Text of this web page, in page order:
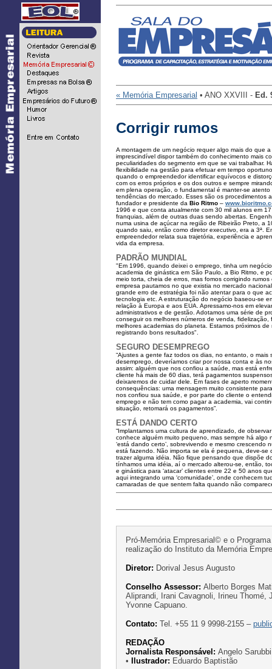
« Memória Empresarial • ANO XXVIII - Ed.
Corrigir rumos
A montagem de um negócio requer algo mais do que
imprescindível dispor também do conhecimento mais
peculiaridades do segmento em que se vai trabalhar.
flexibilidade na gestão para efetuar em tempo
quando o empreendedor identificar equívocos e
com os erros próprios e os dos outros e sempre
em plena operação, o fundamental é manter-se
tendências do mercado. Esses são os procedimentos
fundador e presidente da Bio Ritmo –
1996 e que conta atualmente com 30 mil alunos em
franquias, além de outras duas sendo abertas.
numa usina de açúcar na região de Ribeirão Preto, a
quando saiu, então como diretor executivo, era a 3ª.
empreendedor relata sua trajetória, experiência e
vida da empresa.
PADRÃO MUNDIAL
"Em 1996, quando deixei o emprego, tinha um
academia de ginástica em São Paulo, a Bio Ritmo, e
meio torta, cheia de erros, mas fomos corrigindo
empresa pautamos no que existia no mercado
grande erro de estratégia foi não atentar para o que
tecnologia etc. A estruturação do negócio baseou-se
relação à Europa e aos EUA. Apressamo-nos em
administrativos e de gestão. Adotamos uma série de
conseguir os melhores números de venda,
melhores academias do planeta. Estamos próximos
registrando bons resultados".
SEGURO DESEMPREGO
“Ajustes a gente faz todos os dias, no entanto, o
desemprego, deveríamos criar por nossa conta e às
assim: alguém que nos confiou a saúde, mas está
cliente há mais de 60 dias, terá pagamentos
deixaremos de cuidar dele. Em fases de aperto
consequências: uma mensagem muito consistente
nos confiou sua saúde, e por parte do cliente o
emprego e não tem como pagar a academia, vai
situação, retomará os pagamentos”.
ESTÁ DANDO CERTO
“Implantamos uma cultura de aprendizado, de
conhece alguém muito pequeno, mas sempre há algo
‘está dando certo’, sobrevivendo e mesmo
está fazendo. Não importa se ela é pequena, deve-
trazer alguma idéia. Não fique pensando que dispõe
tínhamos uma idéia, aí o mercado alterou-se, então,
e ginástica para ‘atacar’ clientes entre 22 e 50 anos
aqui integrando uma ‘comunidade’, onde conhecem
camaradas de que sentem falta quando não
Pró-Memória Empresarial© e o
realização do Instituto da Memória
Diretor: Dorival Jesus Augusto
Conselho Assessor: Alberto Borges
Aliprandi, Irani Cavagnoli, Irineu Thomé,
Yvonne Capuano.
Contato: Tel. +55 11 9 9998-2155 –
REDAÇÃO
Jornalista Responsável: Angelo
•
Ilustrador: Eduardo Baptistão